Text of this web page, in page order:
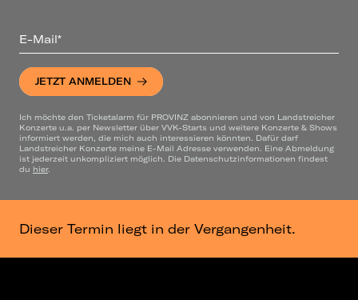
E-Mail*
JETZT ANMELDEN
Ich möchte den Ticketalarm für PROVINZ abonnieren und von Landstreicher
Konzerte u.a. per Newsletter über VVK-Starts und weitere Konzerte & Shows
informiert werden, die mich auch interessieren könnten. Dafür darf
Landstreicher Konzerte meine E-Mail Adresse verwenden. Eine Abmeldung
ist jederzeit unkompliziert möglich. Die Datenschutzinformationen findest
du hier.
Dieser Termin liegt in der Vergangenheit.